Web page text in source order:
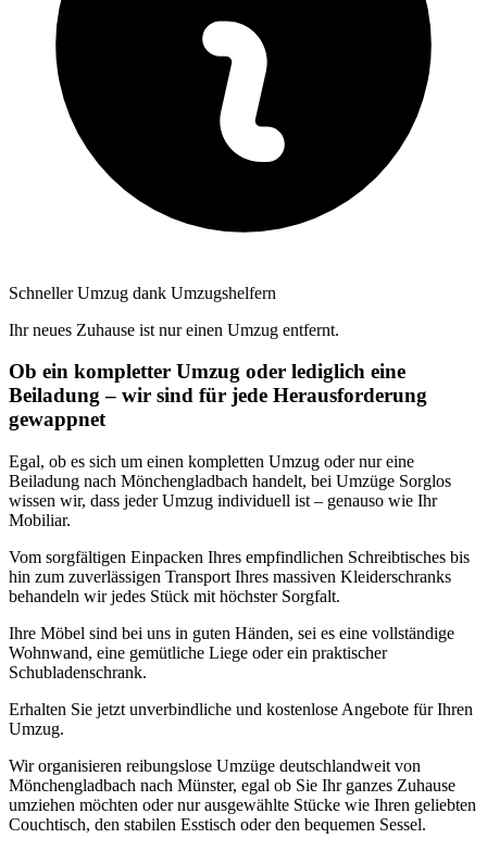
Schneller Umzug dank Umzugshelfern
Ihr neues Zuhause ist nur einen Umzug entfernt.
Ob ein kompletter Umzug oder lediglich eine
Beiladung – wir sind für jede Herausforderung
gewappnet
Egal, ob es sich um einen kompletten Umzug oder nur eine
Beiladung nach Mönchengladbach handelt, bei Umzüge Sorglos
wissen wir, dass jeder Umzug individuell ist – genauso wie Ihr
Mobiliar.
Vom sorgfältigen Einpacken Ihres empfindlichen Schreibtisches bis
hin zum zuverlässigen Transport Ihres massiven Kleiderschranks
behandeln wir jedes Stück mit höchster Sorgfalt.
Ihre Möbel sind bei uns in guten Händen, sei es eine vollständige
Wohnwand, eine gemütliche Liege oder ein praktischer
Schubladenschrank.
Erhalten Sie jetzt unverbindliche und kostenlose Angebote für Ihren
Umzug.
Wir organisieren reibungslose Umzüge deutschlandweit von
Mönchengladbach nach Münster, egal ob Sie Ihr ganzes Zuhause
umziehen möchten oder nur ausgewählte Stücke wie Ihren geliebten
Couchtisch, den stabilen Esstisch oder den bequemen Sessel.